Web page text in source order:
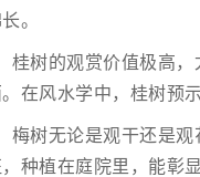
。
桂树的观赏价值极高
在风水学中，桂树预
梅树无论是观干还是观
种植在庭院里，能彰